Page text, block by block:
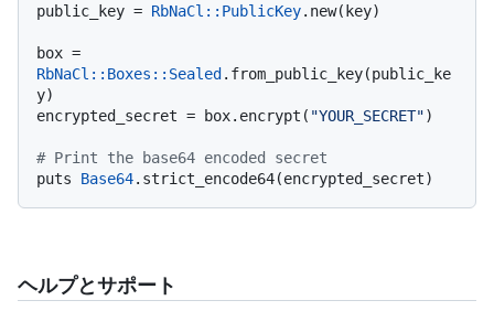
public_key = RbNaCl::PublicKey.new(key)
RbNaCl : :Boxes : :Sealed .from_public_key(public_ke
y)
encrypted_secret = box.encrypt( "YOUR_SECRET")
# Print the base64 encoded secret
puts Base64
ヘルプとサポート